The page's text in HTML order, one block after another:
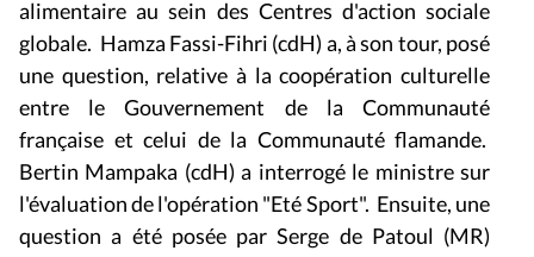
globale. Hamza Fassi-Fihri (cdH) a, à son tour, posé
une question, relative à la coopération culturelle
entre le Gouvernement de la Communauté
française et celui de la Communauté flamande.
Bertin Mampaka (cdH) a interrogé le ministre sur
l'évaluation de l'opération "Eté Sport". Ensuite, une
question a été posée par Serge de Patoul (MR)
quant à l'initiation des seniors à l'utilisation